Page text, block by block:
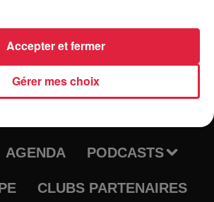
INFOS
AGENDA PODCASTS
CLUBS PARTENAIRES
Gérer mes choix
Accepter et fermer